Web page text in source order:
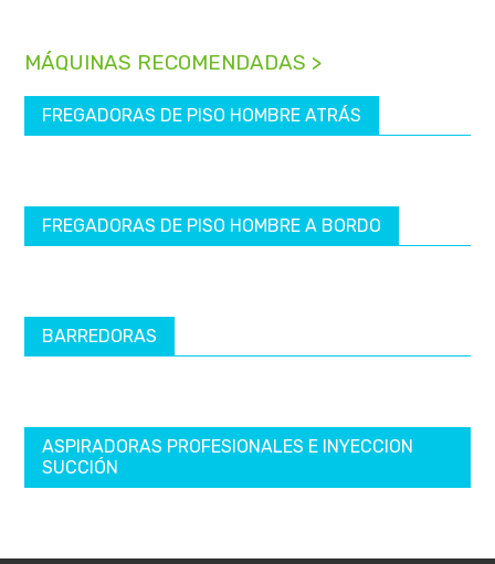
MÁQUINAS RECOMENDADAS >
FREGADORAS DE PISO HOMBRE ATRÁS
FREGADORAS DE PISO HOMBRE A BORDO
BARREDORAS
ASPIRADORAS PROFESIONALES E INYECCION
SUCCIÓN